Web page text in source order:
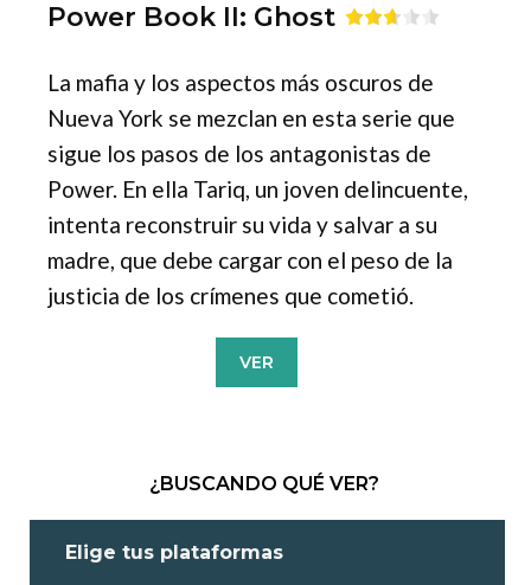
Power Book II: Ghost
La mafia y los aspectos más oscuros de
Nueva York se mezclan en esta serie que
sigue los pasos de los antagonistas de
Power. En ella Tariq, un joven delincuente,
intenta reconstruir su vida y salvar a su
madre, que debe cargar con el peso de la
justicia de los crímenes que cometió.
VER
¿BUSCANDO QUÉ VER?
Elige tus plataformas